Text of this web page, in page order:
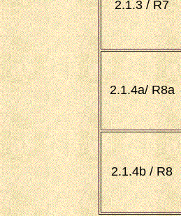
2.1.3 / R7
2.1.4a/ R8a
2.1.4b / R8